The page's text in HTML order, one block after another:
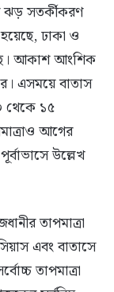
ঝড় সতর্কীকরণ
ঢাকা ও
আকাশ আংশিক
এসময়ে বাতাস
থেকে ১৫
আগের
উল্লেখ
তাপমাত্রা
এবং বাতাসে
তাপমাত্রা